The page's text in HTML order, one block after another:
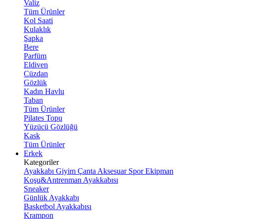
Valiz
Tüm Ürünler
Kol Saati
Kulaklık
Şapka
Bere
Parfüm
Eldiven
Cüzdan
Gözlük
Kadın Havlu
Taban
Tüm Ürünler
Pilates Topu
Yüzücü Gözlüğü
Kask
Tüm Ürünler
Erkek
Kategoriler
Ayakkabı Giyim Çanta Aksesuar Spor Ekipman
Koşu&Antrenman Ayakkabısı
Sneaker
Günlük Ayakkabı
Basketbol Ayakkabısı
Krampon